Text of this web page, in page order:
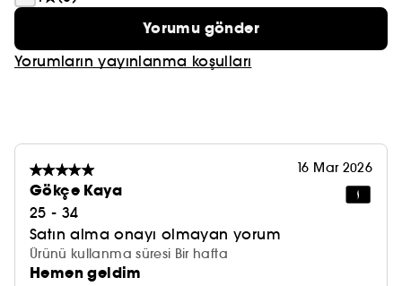
Yorumu gönder
Yorumların yayınlanma koşulları
16 Mar 2026
Gökçe Kaya
25 - 34
Satın alma onayı olmayan yorum
Ürünü kullanma süresi Bir hafta
Hemen geldim